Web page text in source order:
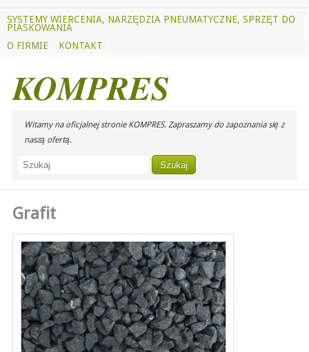
SYSTEMY WIERCENIA, NARZĘDZIA PNEUMATYCZNE, SPRZĘT DO
PIASKOWANIA
O FIRMIE
KONTAKT
KOMPRES
Witamy na oficjalnej stronie KOMPRES. Zapraszamy do zapoznania się z
naszą ofertą.
Grafit